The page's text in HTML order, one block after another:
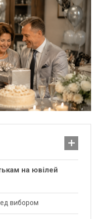
на ювілей
вибором